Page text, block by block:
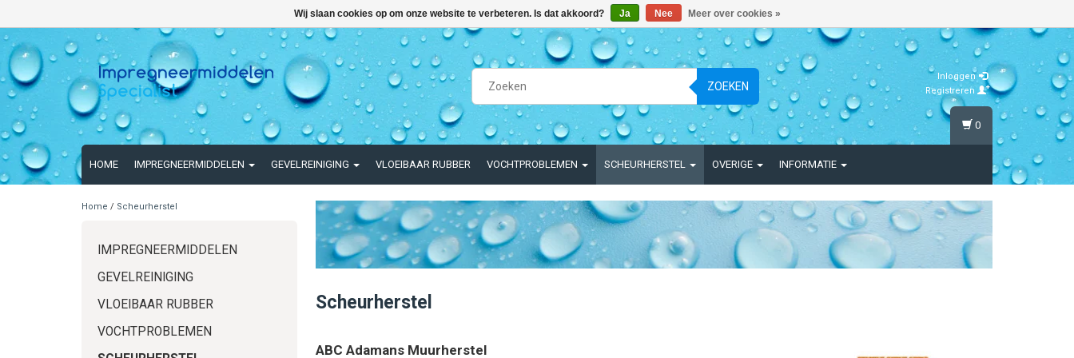
ZOEKEN
Inloggen
Registreren
HOME IMPREGNEERMIDDELEN GEVELREINIGING VLOEIBAAR RUBBER VOCHTPROBLEMEN SCHEURHERSTEL OVERIGE INFORMATIE
0
Home / Scheurherstel
IMPREGNEERMIDDELEN
GEVELREINIGING
VLOEIBAAR RUBBER
VOCHTPROBLEMEN
Scheurherstel
ABC Adamans Muurherstel
Wij slaan cookies op om onze website te verbeteren. Is dat akkoord? Ja Nee Meer over cookies »